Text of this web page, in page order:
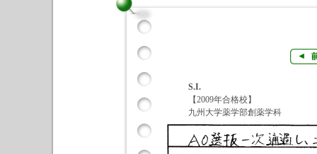
S.I.
【2009年合格校】
九州大学薬学部創薬学科